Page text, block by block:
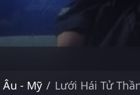
Âu - Mỹ Lưới Hái Tử